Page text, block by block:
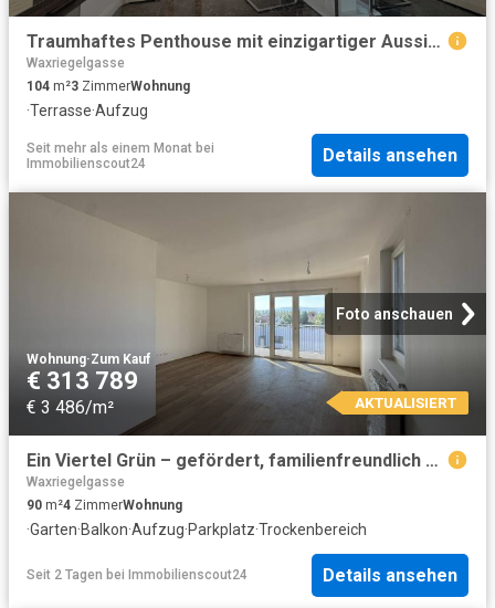
Traumhaftes Penthouse mit einzigartiger Aussicht in Wiener Neustadt
Waxriegelgasse
104 m²3 ZimmerWohnung
·Terrasse·Aufzug
Seit mehr als einem Monat bei
Immobilienscout24
Details ansehen
Foto anschauen
Wohnung·Zum Kauf
€ 313 789
€ 3 486/m² AKTUALISIERT
Ein Viertel Grün – gefördert, familienfreundlich und naturnah
Waxriegelgasse
90 m²4 ZimmerWohnung
·Garten·Balkon·Aufzug·Parkplatz·Trockenbereich
Seit 2 Tagen bei Immobilienscout24 Details ansehen